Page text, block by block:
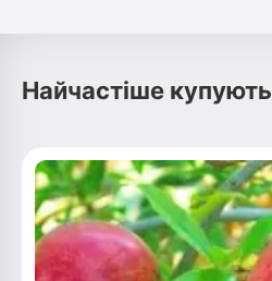
Найчастіше купують